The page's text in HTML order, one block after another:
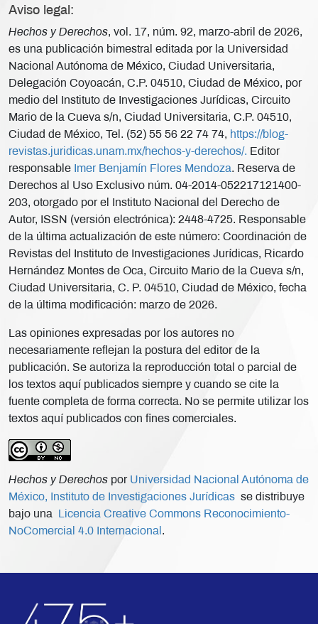
Aviso legal:
Hechos y Derechos, vol. 17, núm. 92, marzo-abril de 2026,
es una publicación bimestral editada por la Universidad
Nacional Autónoma de México, Ciudad Universitaria,
Delegación Coyoacán, C.P. 04510, Ciudad de México, por
medio del Instituto de Investigaciones Jurídicas, Circuito
Mario de la Cueva s/n, Ciudad Universitaria, C.P. 04510,
Ciudad de México, Tel. (52) 55 56 22 74 74, https://blog-
revistas.juridicas.unam.mx/hechos-y-derechos/. Editor
responsable Imer Benjamín Flores Mendoza. Reserva de
Derechos al Uso Exclusivo núm. 04-2014-052217121400-
203, otorgado por el Instituto Nacional del Derecho de
Autor, ISSN (versión electrónica): 2448-4725. Responsable
de la última actualización de este número: Coordinación de
Revistas del Instituto de Investigaciones Jurídicas, Ricardo
Hernández Montes de Oca, Circuito Mario de la Cueva s/n,
Ciudad Universitaria, C. P. 04510, Ciudad de México, fecha
de la última modificación: marzo de 2026.
Las opiniones expresadas por los autores no
necesariamente reflejan la postura del editor de la
publicación. Se autoriza la reproducción total o parcial de
los textos aquí publicados siempre y cuando se cite la
fuente completa de forma correcta. No se permite utilizar los
textos aquí publicados con fines comerciales.
Hechos y Derechos por Universidad Nacional Autónoma de
México, Instituto de Investigaciones Jurídicas se distribuye
bajo una
Licencia Creative Commons Reconocimiento-
NoComercial 4.0 Internacional .